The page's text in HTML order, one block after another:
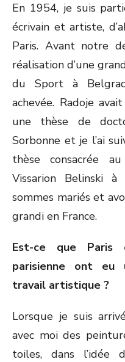
En 1954, je suis
écrivain et artiste,
Paris. Avant notre
réalisation d’une
du Sport à
achevée. Radoje
une thèse de
Sorbonne et je l’ai
thèse consacrée
Vissarion Belinski
sommes mariés et
grandi en France.
Est-ce que
parisienne ont eu
travail artistique ?
Lorsque je suis
avec moi des
toiles, dans l’idée